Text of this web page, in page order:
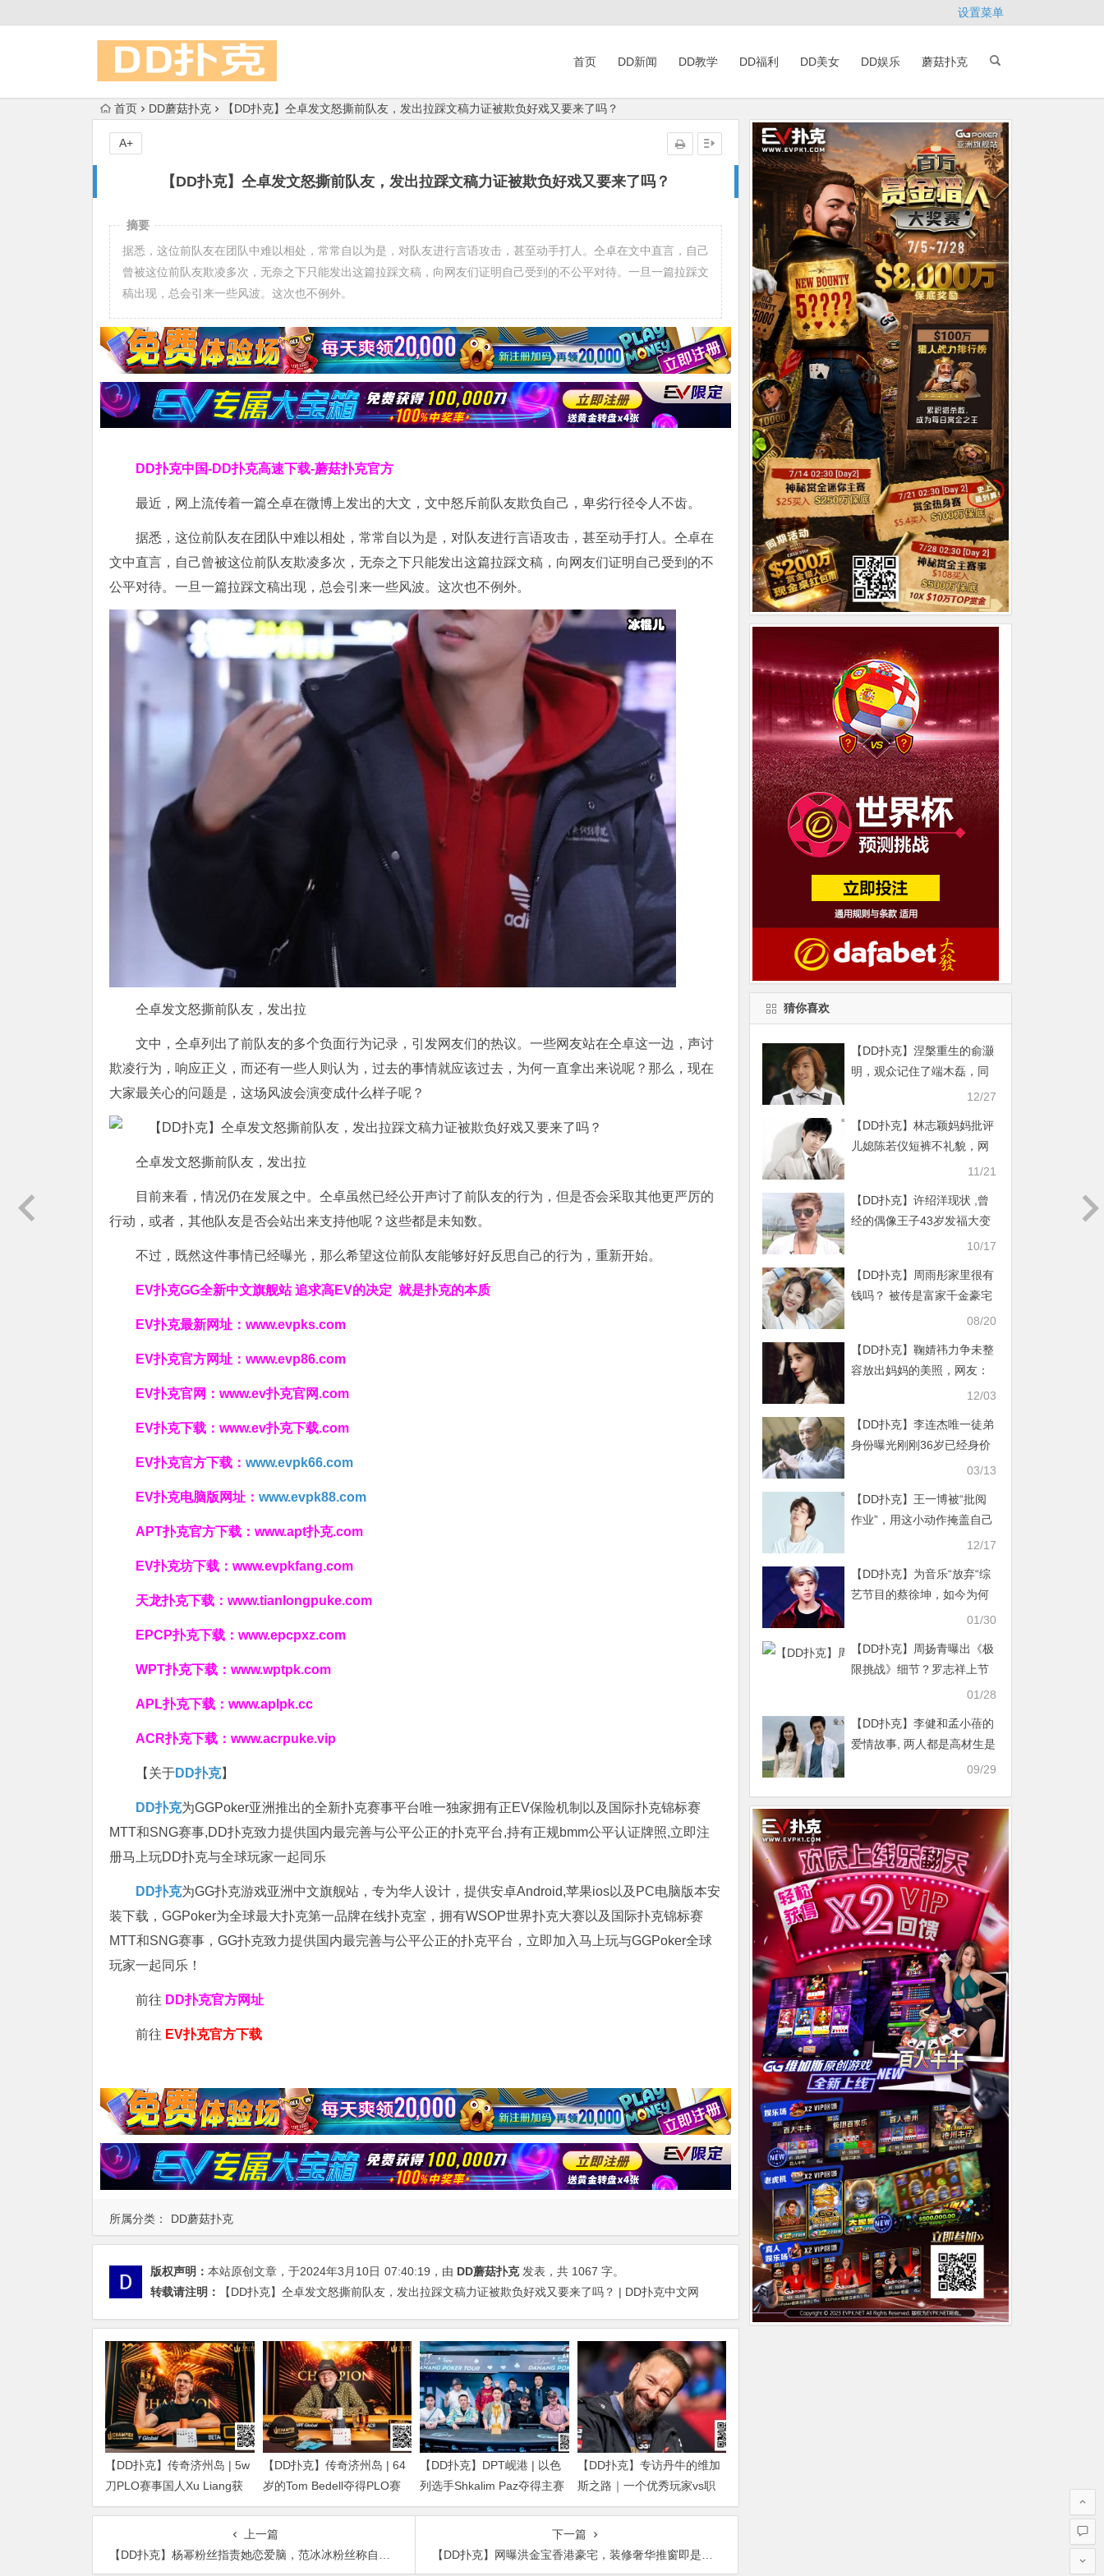
设置菜单
首页 DD新闻 DD教学 DD福利 DD美女 DD娱乐 蘑菇扑克
首页 DD蘑菇扑克 【DD扑克】仝卓发文怒撕前队友，发出拉踩文稿力证被欺负好戏又要来了吗？
【DD扑克】仝卓发文怒撕前队友，发出拉踩文稿力证被欺负好戏又要来了吗？
A+
所属分类： DD蘑菇扑克
摘要
据悉，这位前队友在团队中难以相处，常常自以为是，对队友进行言语攻击，甚至动手打人。仝卓在文中直言，自己
曾被这位前队友欺凌多次，无奈之下只能发出这篇拉踩文稿，向网友们证明自己受到的不公平对待。一旦一篇拉踩文
稿出现，总会引来一些风波。这次也不例外。
DD扑克中国-DD扑克高速下载-蘑菇扑克官方
最近，网上流传着一篇仝卓在微博上发出的大文，文中怒斥前队友欺负自己，卑劣行径令人不齿。
据悉，这位前队友在团队中难以相处，常常自以为是，对队友进行言语攻击，甚至动手打人。仝卓在
文中直言，自己曾被这位前队友欺凌多次，无奈之下只能发出这篇拉踩文稿，向网友们证明自己受到的不
公平对待。一旦一篇拉踩文稿出现，总会引来一些风波。这次也不例外。
仝卓发文怒撕前队友，发出拉
文中，仝卓列出了前队友的多个负面行为记录，引发网友们的热议。一些网友站在仝卓这一边，声讨
欺凌行为，响应正义，而还有一些人则认为，过去的事情就应该过去，为何一直拿出来说呢？那么，现在
大家最关心的问题是，这场风波会演变成什么样子呢？
仝卓发文怒撕前队友，发出拉
目前来看，情况仍在发展之中。仝卓虽然已经公开声讨了前队友的行为，但是否会采取其他更严厉的
行动，或者，其他队友是否会站出来支持他呢？这些都是未知数。
不过，既然这件事情已经曝光，那么希望这位前队友能够好好反思自己的行为，重新开始。
EV扑克GG全新中文旗舰站追求高EV的决定 就是扑克的本质
EV扑克最新网址： www.evpks.com
EV扑克官方网址： www.evp86.com
EV扑克官网： www.ev扑克官网.com
EV扑克下载： www.ev扑克下载.com
EV扑克官方下载： www.evpk66.com
EV扑克电脑版网址： www.evpk88.com
APT扑克官方下载： www.apt扑克.com
EV扑克坊下载： www.evpkfang.com
天龙扑克下载： www.tianlongpuke.com
EPCP扑克下载： www.epcpxz.com
WPT扑克下载： www.wptpk.com
APL扑克下载： www.aplpk.cc
ACR扑克下载： www.acrpuke.vip
【关于DD扑克】
DD扑克为GGPoker亚洲推出的全新扑克赛事平台唯一独家拥有正EV保险机制以及国际扑克锦标赛
MTT和SNG赛事,DD扑克致力提供国内最完善与公平公正的扑克平台,持有正规bmm公平认证牌照,立即注
册马上玩DD扑克与全球玩家一起同乐
DD扑克为GG扑克游戏亚洲中文旗舰站，专为华人设计，提供安卓Android,苹果ios以及PC电脑版本安
装下载，GGPoker为全球最大扑克第一品牌在线扑克室，拥有WSOP世界扑克大赛以及国际扑克锦标赛
MTT和SNG赛事，GG扑克致力提供国内最完善与公平公正的扑克平台，立即加入马上玩与GGPoker全球
玩家一起同乐！
前往 DD扑克官方网址
前往 EV扑克官方下载
版权声明： 本站原创文章，于2024年3月10日 07:40:19 ，由 DD蘑菇扑克发表，共 1067 字。
转载请注明：
【DD扑克】仝卓发文怒撕前队友，发出拉踩文稿力证被欺负好戏又要来了吗？ | DD扑克中文网
【DD扑克】传奇济州岛 | 5w
刀PLO赛事国人Xu Liang获
得第4名，匈牙利Gergo
【DD扑克】传奇济州岛 | 64
岁的Tom Bedell夺得PLO赛
事冠军，国人Shi Ning Dan获
亚军
【DD扑克】DPT岘港 | 以色
列选手Shkalim Paz夺得主赛
冠军，“小火炉” 卢梓杰斩获
【DD扑克】专访丹牛的维加
斯之路｜一个优秀玩家vs职
业玩家的「最大差距」是什
么？
上一篇
【DD扑克】杨幂粉丝指责她恋爱脑，范冰冰粉丝称自己第一现在的粉丝都挺牛
下一篇
【DD扑克】网曝洪金宝香港豪宅，装修奢华推窗即是海景太有钱！
猜你喜欢
【DD扑克】涅槃重生的俞灏
明，观众记住了端木磊，同
12/27
【DD扑克】林志颖妈妈批评
儿媳陈若仪短裤不礼貌，网
11/21
【DD扑克】许绍洋现状 ,曾
经的偶像王子43岁发福大变
10/17
【DD扑克】周雨彤家里很有
钱吗？ 被传是富家千金豪宅
08/20
【DD扑克】鞠婧祎力争未整
容放出妈妈的美照，网友：
鞠婧祎狠起来连妈妈都P！
12/03
【DD扑克】李连杰唯一徒弟
身份曝光刚刚36岁已经身价
03/13
【DD扑克】王一博被“批阅
作业”，用这小动作掩盖自己
12/17
【DD扑克】为音乐“放弃“综
艺节目的蔡徐坤，如今为何
01/30
【DD扑克】周扬青曝出《极
限挑战》细节？罗志祥上节
01/28
【DD扑克】李健和孟小蓓的
爱情故事, 两人都是高材生是
09/29